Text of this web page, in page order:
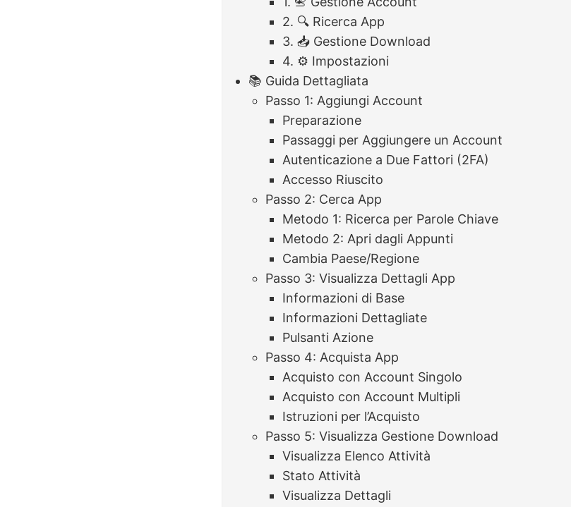
2. 🔍 Ricerca App
3. 📥 Gestione Download
4. ⚙️ Impostazioni
📚 Guida Dettagliata
Passo 1: Aggiungi Account
Preparazione
Passaggi per Aggiungere un Account
Autenticazione a Due Fattori (2FA)
Accesso Riuscito
Passo 2: Cerca App
Metodo 1: Ricerca per Parole Chiave
Metodo 2: Apri dagli Appunti
Cambia Paese/Regione
Passo 3: Visualizza Dettagli App
Informazioni di Base
Informazioni Dettagliate
Pulsanti Azione
Passo 4: Acquista App
Acquisto con Account Singolo
Acquisto con Account Multipli
Istruzioni per l’Acquisto
Passo 5: Visualizza Gestione Download
Visualizza Elenco Attività
Stato Attività
Visualizza Dettagli